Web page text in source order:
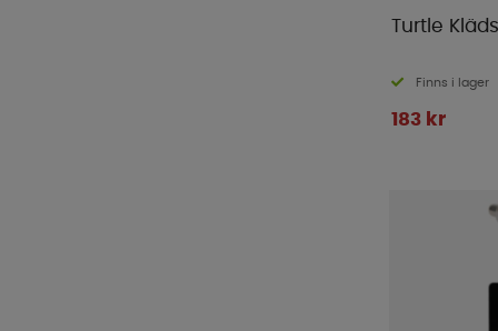
Turtle
Finns i lager
183 kr